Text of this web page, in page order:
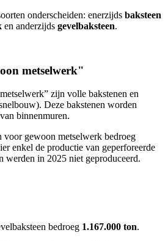
onderscheiden: enerzijds baksteen
en anderzijds gevelbaksteen.
metselwerk"
zijn volle bakstenen en
Deze bakstenen worden
binnenmuren.
voor gewoon metselwerk bedroeg
enkel de productie van geperforeerde
werden in 2025 niet geproduceerd.
bedroeg 1.167.000 ton.